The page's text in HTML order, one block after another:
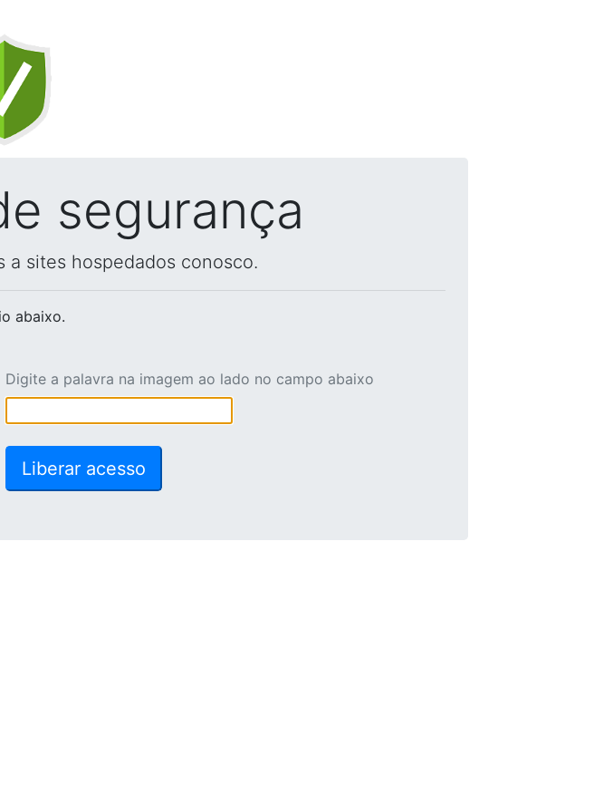
segurança
a sites hospedados conosco.
abaixo.
Digite a palavra na imagem ao lado no campo abaixo